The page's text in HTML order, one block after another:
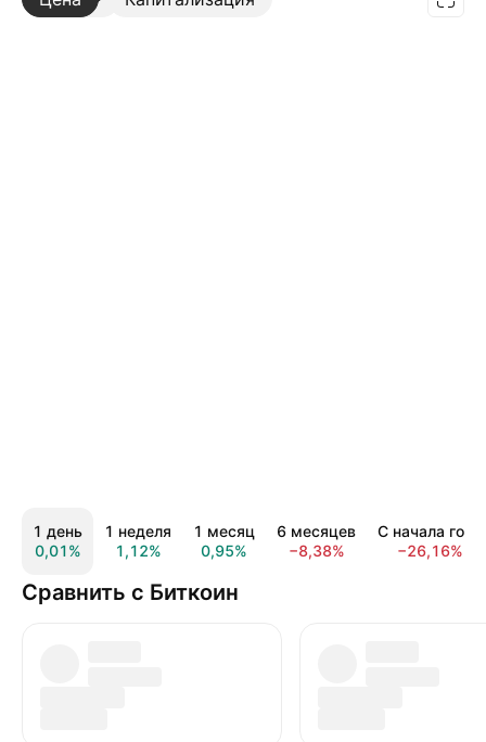
1 день
0,01%
1 неделя
1,12%
1 месяц
0,95%
6 месяцев
−8,38%
С начала года
−26,16%
Сравнить с Биткоин